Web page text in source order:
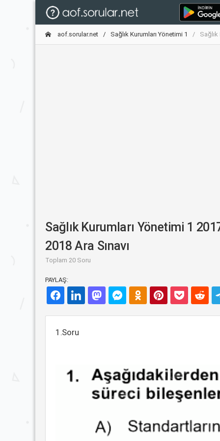
aof.sorular.net Sağlık Kurumları Yönetimi 1 Sağlık
Sağlık Kurumları Yönetimi 1
2018 Ara Sınavı
Toplam 20 Soru
PAYLAŞ:
1.Soru